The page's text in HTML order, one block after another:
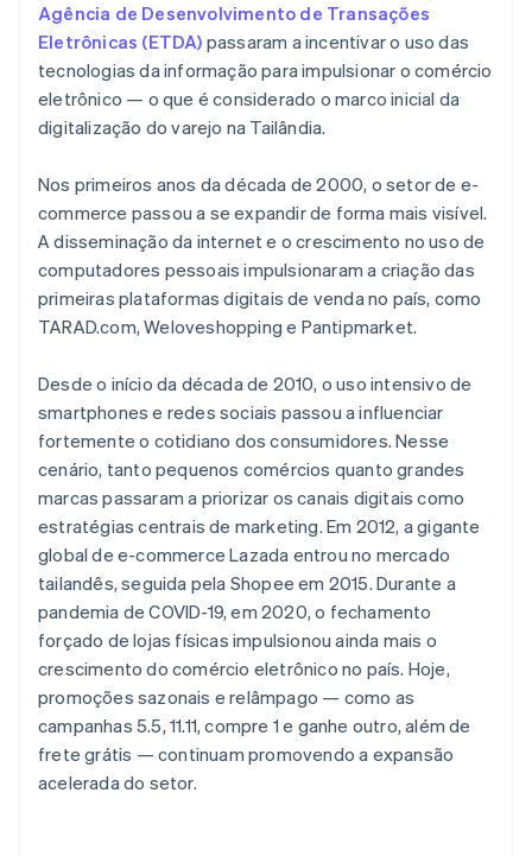
Agência de Desenvolvimento de Transações
Eletrônicas (ETDA) passaram a incentivar o uso das
tecnologias da informação para impulsionar o comércio
eletrônico — o que é considerado o marco inicial da
digitalização do varejo na Tailândia.
Nos primeiros anos da década de 2000, o setor de e-
commerce passou a se expandir de forma mais visível.
A disseminação da internet e o crescimento no uso de
computadores pessoais impulsionaram a criação das
primeiras plataformas digitais de venda no país, como
TARAD.com, Weloveshopping e Pantipmarket.
Desde o início da década de 2010, o uso intensivo de
smartphones e redes sociais passou a influenciar
fortemente o cotidiano dos consumidores. Nesse
cenário, tanto pequenos comércios quanto grandes
marcas passaram a priorizar os canais digitais como
estratégias centrais de marketing. Em 2012, a gigante
global de e-commerce Lazada entrou no mercado
tailandês, seguida pela Shopee em 2015. Durante a
pandemia de COVID-19, em 2020, o fechamento
forçado de lojas físicas impulsionou ainda mais o
crescimento do comércio eletrônico no país. Hoje,
promoções sazonais e relâmpago — como as
campanhas 5.5, 11.11, compre 1 e ganhe outro, além de
frete grátis — continuam promovendo a expansão
acelerada do setor.